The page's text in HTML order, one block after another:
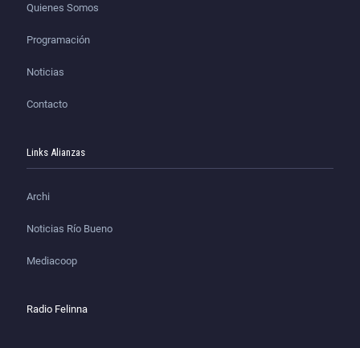
Quienes Somos
Programación
Noticias
Contacto
Links Alianzas
Archi
Noticias Río Bueno
Mediacoop
Radio Felinna